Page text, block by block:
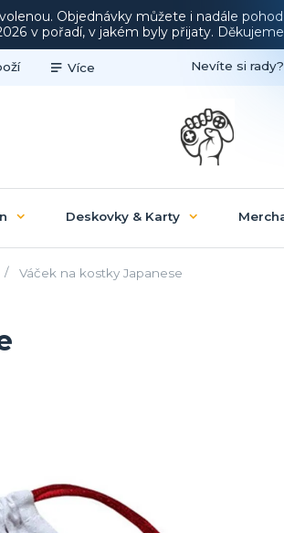
Objednávky můžete i nadále
v pořadí, v jakém byly přijaty.
Více Nevíte si
Deskovky & Karty
Váček na kostky Japanese